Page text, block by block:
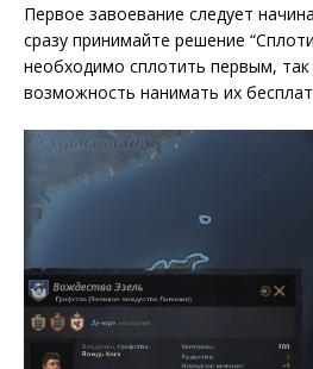
Первое завоевание следует
сразу принимайте решение
необходимо сплотить первым, так
возможность нанимать их